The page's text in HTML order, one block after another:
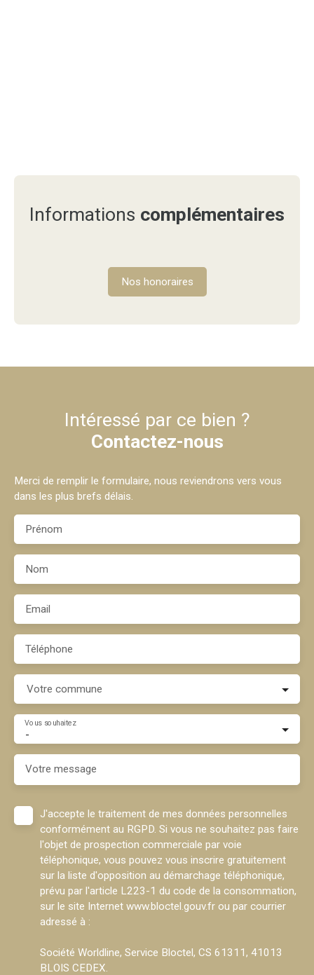
Informations complémentaires
Nos honoraires
Intéressé par ce bien ?
Contactez-nous
Merci de remplir le formulaire, nous reviendrons vers vous
dans les plus brefs délais.
Prénom
Nom
Email
Téléphone
Votre commune
-
Vous souhaitez
Votre message
J'accepte le traitement de mes données personnelles
conformément au RGPD. Si vous ne souhaitez pas faire
l'objet de prospection commerciale par voie
téléphonique, vous pouvez vous inscrire gratuitement
sur la liste d'opposition au démarchage téléphonique,
prévu par l'article L223-1 du code de la consommation,
sur le site Internet www.bloctel.gouv.fr ou par courrier
adressé à :
Société Worldline, Service Bloctel, CS 61311, 41013
BLOIS CEDEX.